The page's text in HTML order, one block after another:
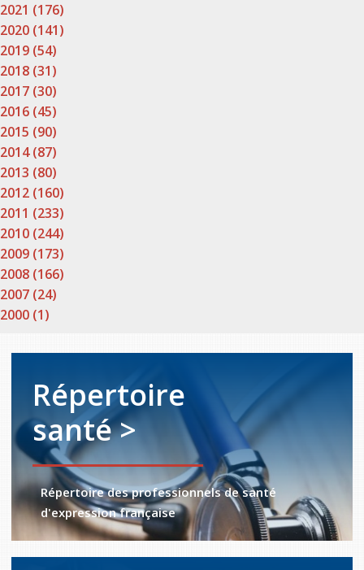
2021 (176)
2020 (141)
2019 (54)
2018 (31)
2017 (30)
2016 (45)
2015 (90)
2014 (87)
2013 (80)
2012 (160)
2011 (233)
2010 (244)
2009 (173)
2008 (166)
2007 (24)
2000 (1)
Répertoire
santé >
Répertoire des professionnels de santé
d'expression française